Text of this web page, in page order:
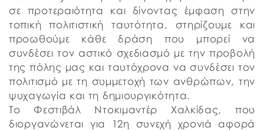
σε προτεραιότητα και δίνοντας έμφαση στην
τοπική πολιτιστική ταυτότητα, στηρίζουμε και
προωθούμε κάθε δράση που μπορεί να
συνδέσει τον αστικό σχεδιασμό με την προβολή
της πόλης μας και ταυτόχρονα να συνδέσει τον
πολιτισμό με τη συμμετοχή των ανθρώπων, την
ψυχαγωγία και τη δημιουργικότητα.
Το Φεστιβάλ Ντοκιμαντέρ Χαλκίδας, που
διοργανώνεται για 12η συνεχή χρονιά αφορά